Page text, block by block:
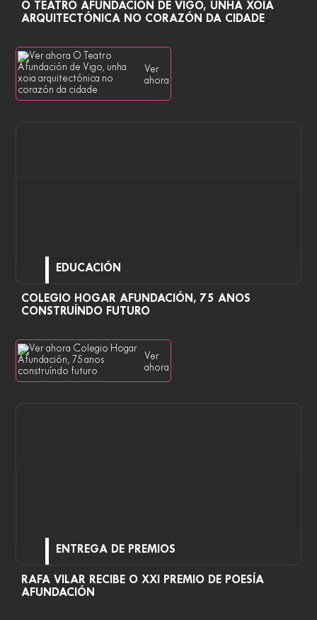
O TEATRO AFUNDACIÓN DE VIGO, UNHA XOIA
ARQUITECTÓNICA NO CORAZÓN DA CIDADE
Ver
ahora
EDUCACIÓN
COLEGIO HOGAR AFUNDACIÓN, 75 ANOS
CONSTRUÍNDO FUTURO
Ver
ahora
ENTREGA DE PREMIOS
RAFA VILAR RECIBE O XXI PREMIO DE POESÍA
AFUNDACIÓN